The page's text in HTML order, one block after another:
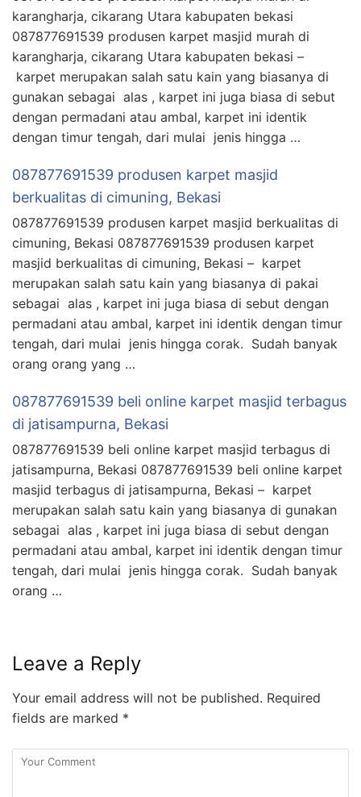
karangharja, cikarang Utara kabupaten bekasi
087877691539 produsen karpet masjid murah di
karangharja, cikarang Utara kabupaten bekasi –
karpet merupakan salah satu kain yang biasanya di
gunakan sebagai alas , karpet ini juga biasa di sebut
dengan permadani atau ambal, karpet ini identik
dengan timur tengah, dari mulai jenis hingga …
087877691539 produsen karpet masjid
berkualitas di cimuning, Bekasi
087877691539 produsen karpet masjid berkualitas di
cimuning, Bekasi 087877691539 produsen karpet
masjid berkualitas di cimuning, Bekasi – karpet
merupakan salah satu kain yang biasanya di pakai
sebagai alas , karpet ini juga biasa di sebut dengan
permadani atau ambal, karpet ini identik dengan timur
tengah, dari mulai jenis hingga corak. Sudah banyak
orang orang yang …
087877691539 beli online karpet masjid terbagus
di jatisampurna, Bekasi
087877691539 beli online karpet masjid terbagus di
jatisampurna, Bekasi 087877691539 beli online karpet
masjid terbagus di jatisampurna, Bekasi – karpet
merupakan salah satu kain yang biasanya di gunakan
sebagai alas , karpet ini juga biasa di sebut dengan
permadani atau ambal, karpet ini identik dengan timur
tengah, dari mulai jenis hingga corak. Sudah banyak
orang …
Leave a Reply
Your email address will not be published. Required
fields are marked *